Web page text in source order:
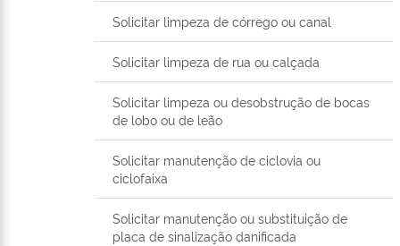
Solicitar limpeza de córrego ou canal
Solicitar limpeza de rua ou calçada
Solicitar limpeza ou desobstrução de bocas
de lobo ou de leão
Solicitar manutenção de ciclovia ou
ciclofaixa
Solicitar manutenção ou substituição de
placa de sinalização danificada